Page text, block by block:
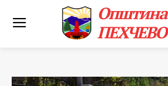
Општина
ПЕХЧЕВО